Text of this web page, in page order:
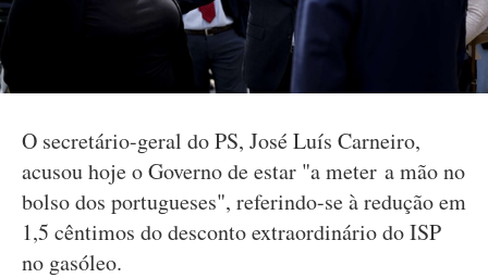
O secretário-geral do PS, José Luís Carneiro,
acusou hoje o Governo de estar "a meter a mão no
bolso dos portugueses", referindo-se à redução em
1,5 cêntimos do desconto extraordinário do ISP
no gasóleo.